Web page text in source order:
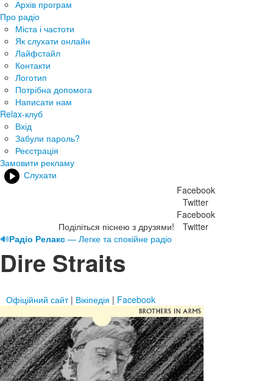
Архів програм
Про радіо
Міста і частоти
Як слухати онлайн
Лайфстайл
Контакти
Логотип
Потрібна допомога
Написати нам
Relax-клуб
Вхід
Забули пароль?
Реєстрація
Замовити рекламу
Слухати
Поділіться піснею з друзями!
Facebook
Twitter
Facebook
Twitter
🔊Радіо Релакс — Легке та спокійне радіо
Dire Straits
Офіційний сайт| Вікіпедія | Facebook